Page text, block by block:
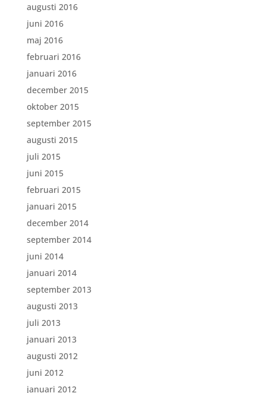
augusti 2016
juni 2016
maj 2016
februari 2016
januari 2016
december 2015
oktober 2015
september 2015
augusti 2015
juli 2015
juni 2015
februari 2015
januari 2015
december 2014
september 2014
juni 2014
januari 2014
september 2013
augusti 2013
juli 2013
januari 2013
augusti 2012
juni 2012
januari 2012